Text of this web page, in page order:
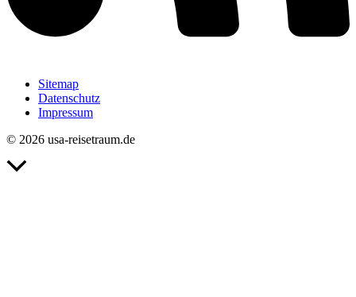
Sitemap
Datenschutz
Impressum
© 2026 usa-reisetraum.de